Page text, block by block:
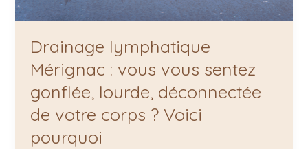
Drainage lymphatique
Mérignac : vous vous sentez
gonflée, lourde, déconnectée
de votre corps ? Voici
pourquoi